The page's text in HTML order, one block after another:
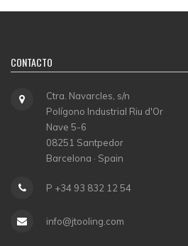
CONTACTO
Ctra. Navarcles, s/n
Polígono Industrial Riu d'Or
Nave 5-6
08251 Santpedor
Barcelona · Spain
P +34 93 832 12 54
info@jtooling.com